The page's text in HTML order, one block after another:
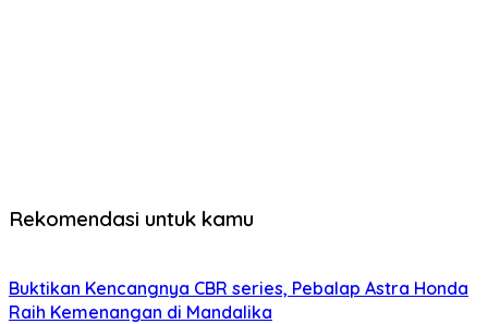
Rekomendasi untuk kamu
Buktikan Kencangnya CBR series, Pebalap Astra Honda
Raih Kemenangan di Mandalika